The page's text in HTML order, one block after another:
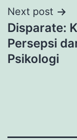
Next post
Disparate:
Persepsi
Psikologi